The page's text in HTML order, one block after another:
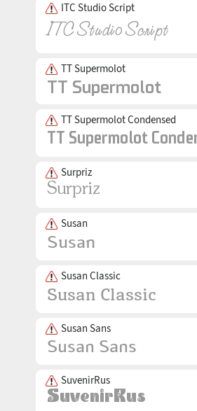
ITC Studio Script
TT Supermolot
TT Supermolot Condensed
Surpriz
Susan
Susan Classic
Susan Sans
SuvenirRus